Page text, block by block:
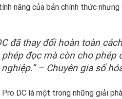
năng của bản chính thức
đã thay đổi hoàn toàn
đọc mà còn cho phép
– Chuyên gia số
DC là một trong những giải